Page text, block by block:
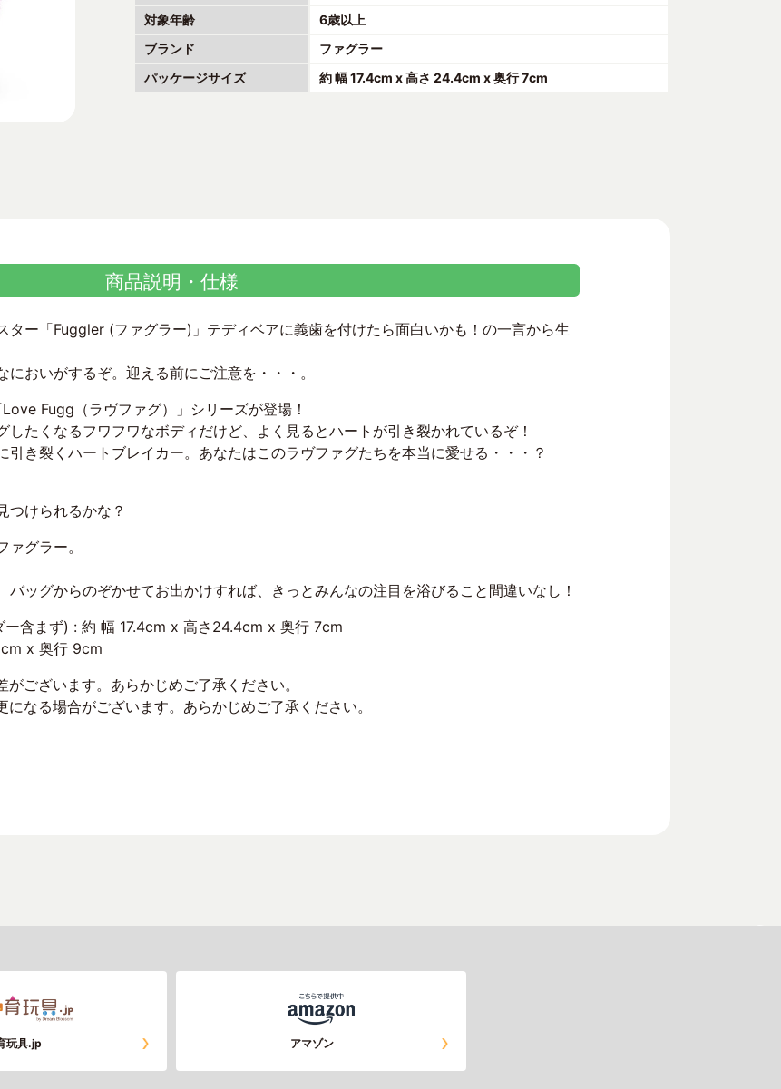
対象年齢
6歳以上
ブランド
ファグラー
パッケージサイズ
約 幅 17.4cm x 高さ 24.4cm x 奥行 7cm
商品説明・仕様
ター「Fuggler (ファグラー)」テディベアに義歯を付けたら面白いかも！の一言から生
おいがするぞ。迎える前にご注意を・・・。
Fugg（ラヴファグ）」シリーズが登場！
たくなるフワフワなボディだけど、よく見るとハートが引き裂かれているぞ！
引き裂くハートブレイカー。あなたはこのラヴファグたちを本当に愛せる・・・？
つけられるかな？
グラー。
ッグからのぞかせてお出かけすれば、きっとみんなの注目を浴びること間違いなし！
含まず) : 約 幅 17.4cm x 高さ24.4cm x 奥行 7cm
x 奥行 9cm
ございます。あらかじめご了承ください。
なる場合がございます。あらかじめご了承ください。
玩具.jp アマゾン